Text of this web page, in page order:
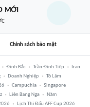
MỚI
Chính sách bảo mật
Đình Bắc Trần Đình Tiệp
Iran
Doanh Nghiệp
Tô Lâm
Campuchia
Singapore
Liên Bang Nga
Năm
Lịch Thi Đấu AFF Cup 2026